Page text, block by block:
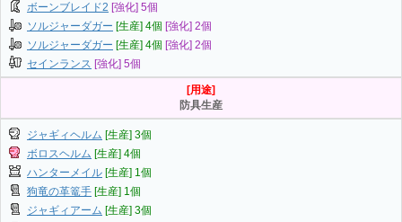
ボーンブレイド2 [強化] 5個
ソルジャーダガー [生産] 4個 [強化] 2個
ソルジャーダガー [生産] 4個 [強化] 2個
セインランス [強化] 5個
[用途]
防具生産
ジャギィヘルム [生産] 3個
ボロスヘルム [生産] 4個
ハンターメイル [生産] 1個
狗竜の革篭手 [生産] 1個
ジャギィアーム [生産] 3個